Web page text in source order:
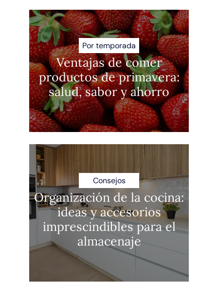
Por temporada
Ventajas de comer
productos de primavera:
salud, sabor y ahorro
Consejos
Organización de la cocina:
ideas y accesorios
imprescindibles para el
almacenaje